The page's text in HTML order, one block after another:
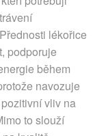
lékořice
podporuje
během
navozuje
vliv na
to slouží